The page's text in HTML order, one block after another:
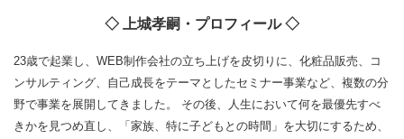
◇ 上城孝嗣・プロフィール ◇
23歳で起業し、WEB制作会社の立ち上げを皮切りに、化粧品販売、コ
ンサルティング、自己成長をテーマとしたセミナー事業など、複数の分
野で事業を展開してきました。 その後、人生において何を最優先すべ
きかを見つめ直し、「家族、特に子どもとの時間」を大切にするため、